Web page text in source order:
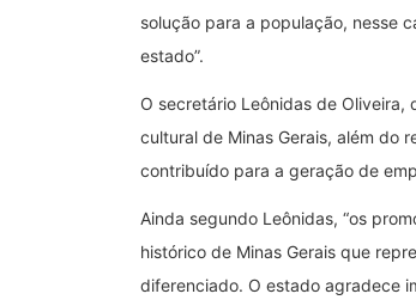
solução para a população, nesse
estado”.
O secretário Leônidas de
cultural de Minas Gerais, além do
contribuído para a geração de
Ainda segundo Leônidas, “os
histórico de Minas Gerais que
diferenciado. O estado agradece